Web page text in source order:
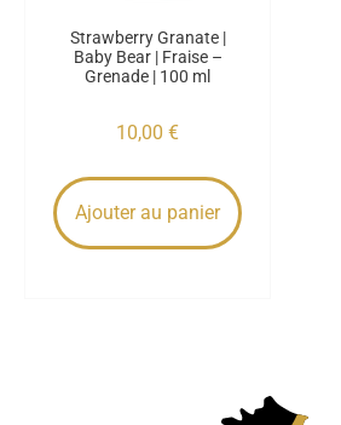
Strawberry Granate |
Baby Bear | Fraise –
Grenade | 100 ml
10,00 €
Ajouter au panier